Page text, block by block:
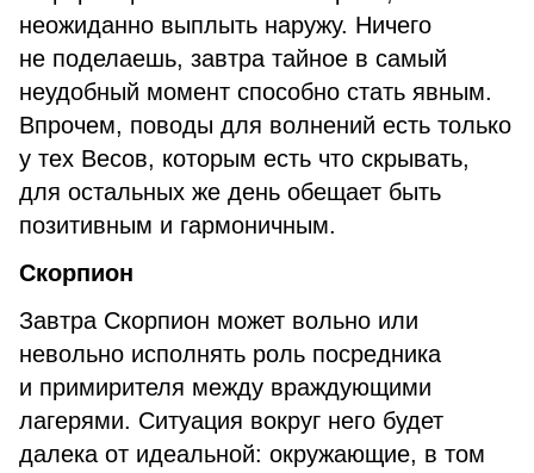
неожиданно выплыть наружу. Ничего
не поделаешь, завтра тайное в самый
неудобный момент способно стать явным.
Впрочем, поводы для волнений есть только
у тех Весов, которым есть что скрывать,
для остальных же день обещает быть
позитивным и гармоничным.
Скорпион
Завтра Скорпион может вольно или
невольно исполнять роль посредника
и примирителя между враждующими
лагерями. Ситуация вокруг него будет
далека от идеальной: окружающие, в том